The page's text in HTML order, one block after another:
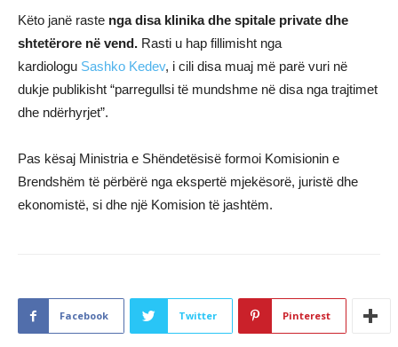
Këto janë raste nga disa klinika dhe spitale private dhe
shtetërore në vend. Rasti u hap fillimisht nga
kardiologu Sashko Kedev, i cili disa muaj më parë vuri në
dukje publikisht “parregullsi të mundshme në disa nga trajtimet
dhe ndërhyrjet”.
Pas kësaj Ministria e Shëndetësisë formoi Komisionin e
Brendshëm të përbërë nga ekspertë mjekësorë, juristë dhe
ekonomistë, si dhe një Komision të jashtëm.
Facebook Twitter Pinterest